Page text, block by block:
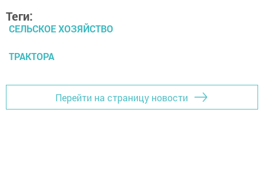
Теги:
СЕЛЬСКОЕ ХОЗЯЙСТВО
ТРАКТОРА
Перейти на страницу новости